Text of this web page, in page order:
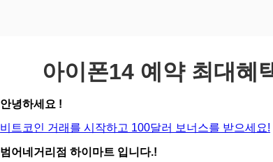
아이폰14 예약 최대혜
안녕하세요 !
비트코인 거래를 시작하고 100달러 보너스를 받으세요!
범어네거리점 하이마트 입니다.!